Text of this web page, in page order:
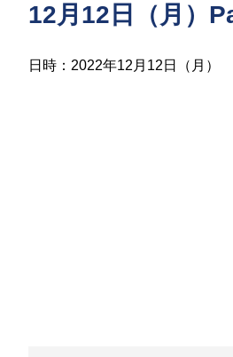
12月12日（月）
日時：2022年12月12日（月）